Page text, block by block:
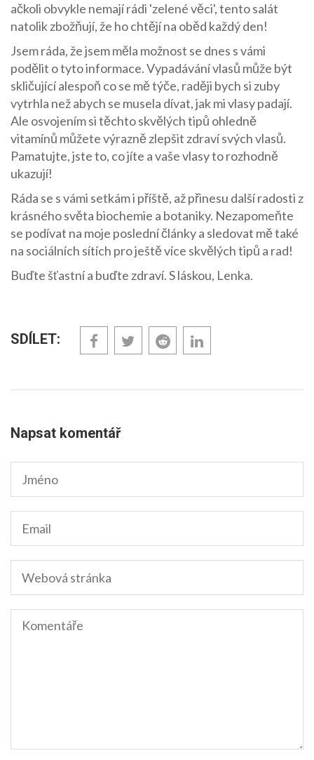
ačkoli obvykle nemají rádi 'zelené věci', tento salát
natolik zbožňují, že ho chtějí na oběd každý den!
Jsem ráda, že jsem měla možnost se dnes s vámi
podělit o tyto informace. Vypadávání vlasů může být
skličující alespoň co se mě týče, raději bych si zuby
vytrhla než abych se musela dívat, jak mi vlasy padají.
Ale osvojením si těchto skvělých tipů ohledně
vitamínů můžete výrazně zlepšit zdraví svých vlasů.
Pamatujte, jste to, co jíte a vaše vlasy to rozhodně
ukazují!
Ráda se s vámi setkám i příště, až přinesu další radosti z
krásného světa biochemie a botaniky. Nezapomeňte
se podívat na moje poslední články a sledovat mě také
na sociálních sítích pro ještě více skvělých tipů a rad!
Buďte šťastní a buďte zdraví. S láskou, Lenka.
SDÍLET:
Napsat komentář